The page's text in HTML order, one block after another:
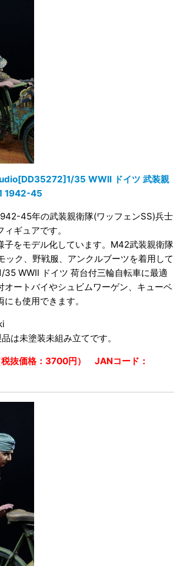
35 WWII ドイツ 武装親
1942-45
45年の武装親衛隊(ワッフェンSS)兵士
ギュアです。
子をモデル化しています。M42武装親衛隊
ック、野戦服、アンクルブーツを着用して
WWII ドイツ 荷台付三輪自転車に最適
オートバイやシュビムワーゲン、キューベ
も使用できます。
は未塗装未組み立てです。
抜価格：3700円） JANコード：